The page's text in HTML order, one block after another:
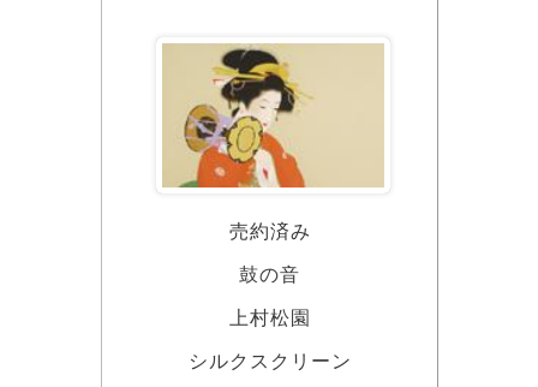
売約済み
鼓の音
上村松園
シルクスクリーン